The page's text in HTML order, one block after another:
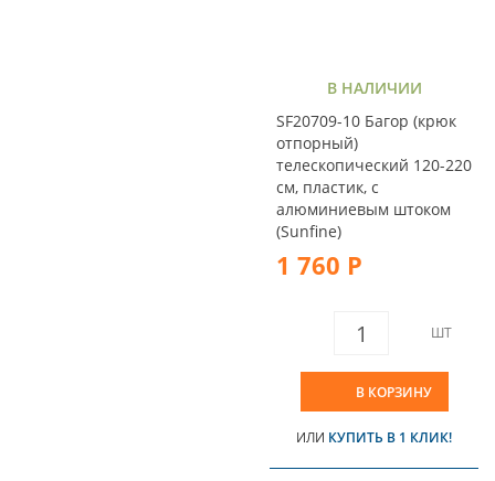
В НАЛИЧИИ
SF20709-10 Багор (крюк
отпорный)
телескопический 120-220
см, пластик, с
алюминиевым штоком
(Sunfine)
1 760 Р
ШТ
В КОРЗИНУ
ИЛИ КУПИТЬ В 1 КЛИК!